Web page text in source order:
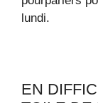
lundi.
EN